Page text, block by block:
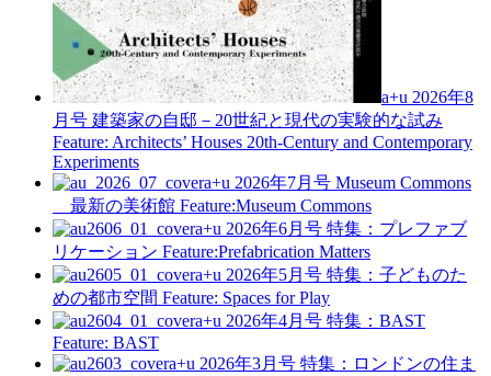
a+u 2026年8
月号 建築家の自邸－20世紀と現代の実験的な試み
Feature: Architects’ Houses 20th-Century and Contemporary
Experiments
a+u 2026年7月号 Museum Commons
最新の美術館 Feature:Museum Commons
a+u 2026年6月号 特集：プレファブ
リケーション Feature:Prefabrication Matters
a+u 2026年5月号 特集：子どものた
めの都市空間 Feature: Spaces for Play
a+u 2026年4月号 特集：BAST
Feature: BAST
a+u 2026年3月号 特集：ロンドンの住ま